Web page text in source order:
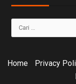
Home Privacy